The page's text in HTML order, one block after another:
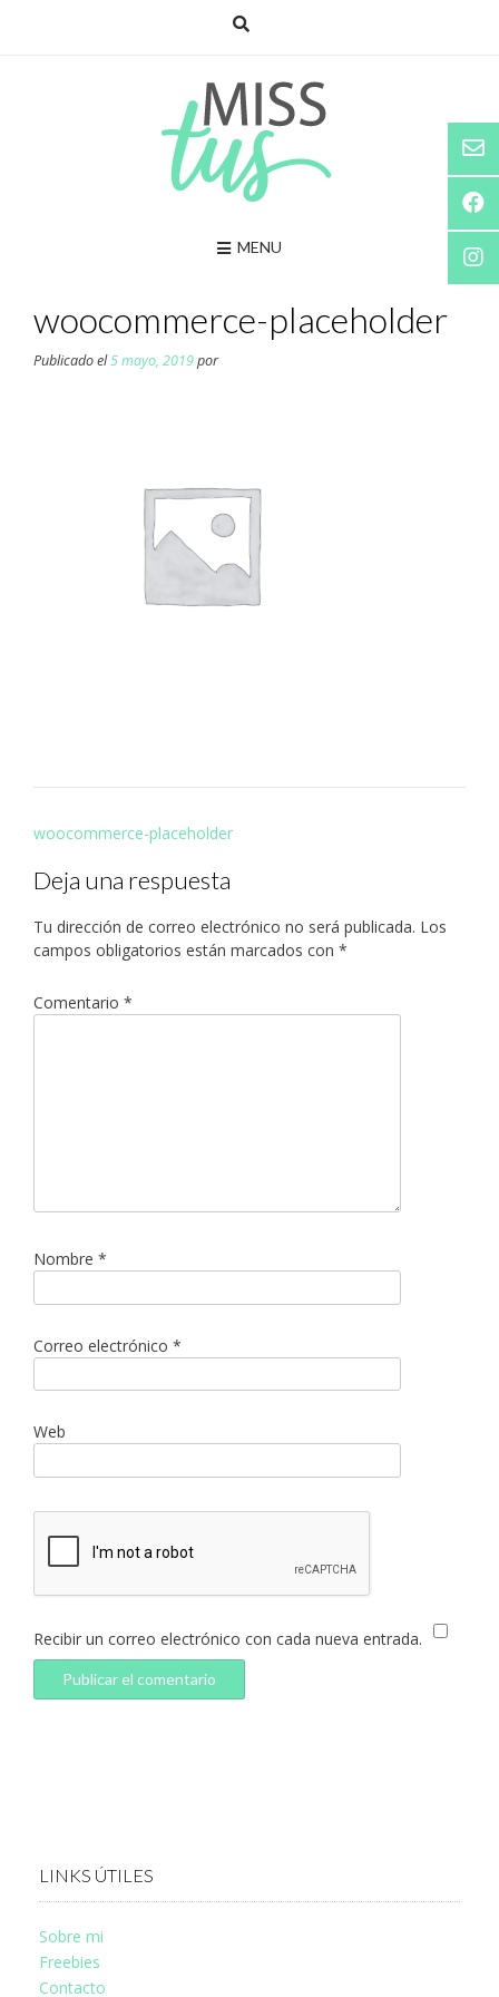
MENU
woocommerce-placeholder
Publicado el5 mayo, 2019por
Navegación
entradas
woocommerce-placeholder
Deja una respuesta
Tu dirección de correo electrónico no será publicada. Los
campos obligatorios están marcados con *
Comentario *
Nombre *
Correo electrónico *
Web
Recibir un correo electrónico con cada nueva entrada.
LINKS ÚTILES
Sobre mi
Freebies
Contacto